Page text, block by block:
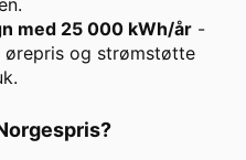
med 25 000 kWh/år -
ørepris og strømstøtte